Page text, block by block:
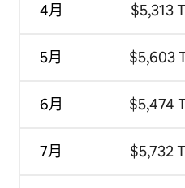
4月
5月
6月
7月
$5,313
$5,603
$5,474
$5,732